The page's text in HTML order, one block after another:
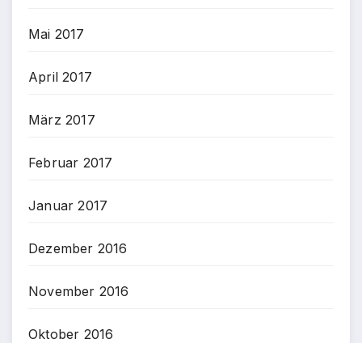
Mai 2017
April 2017
März 2017
Februar 2017
Januar 2017
Dezember 2016
November 2016
Oktober 2016